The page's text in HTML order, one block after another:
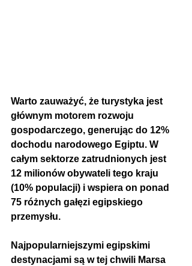
Warto zauważyć, że turystyka jest
głównym motorem rozwoju
gospodarczego, generując do 12%
dochodu narodowego Egiptu. W
całym sektorze zatrudnionych jest
12 milionów obywateli tego kraju
(10% populacji) i wspiera on ponad
75 różnych gałęzi egipskiego
przemysłu.
Najpopularniejszymi egipskimi
destynacjami są w tej chwili Marsa